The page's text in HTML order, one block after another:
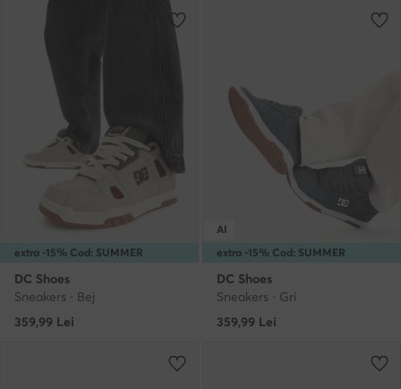
extra -15% Cod: SUMMER
DC Shoes
Sneakers · Bej
359,99 Lei
extra -15% Cod: SUMMER
AI
DC Shoes
Sneakers · Gri
359,99 Lei